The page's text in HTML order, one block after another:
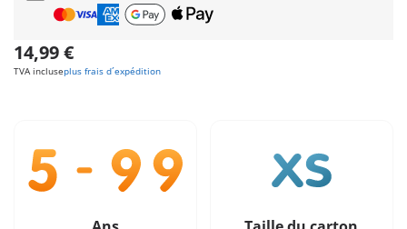
14,99 €
TVA incluseplus frais d´expédition